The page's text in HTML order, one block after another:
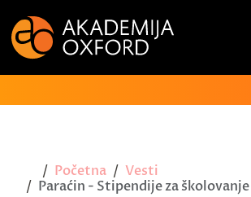
Početna
Vesti
Paraćin - Stipendije za